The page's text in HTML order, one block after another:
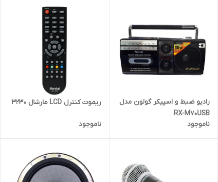
رادیو ضبط و اسپیکر گولون مدل
RX-M70USB
ناموجود
ریموت کنترل LCD مارشال 3230
ناموجود